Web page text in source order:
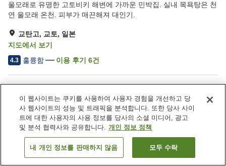
울모래로 유명한 고토비키 해변에 가까운 민박집. 실내 목욕탕은 천
연 울모래 온천. 피부가 매끈해져 대인기.
교탄고, 교토, 일본
지도에서 보기
4.3 훌륭함 이용 후기 6건
주차장
자동판매기
연회장
대욕장 (온천)
객실 보기
이 웹사이트는 쿠키를 사용하여 사용자 경험을 개선하고 당
사 웹사이트의 성능 및 트래픽을 분석합니다. 또한 당사 사이
트에 대한 사용자의 사용 정보를 당사의 소셜 미디어, 광고
및 분석 협력사와 공유합니다. 개인 정보 정책
내 개인 정보를 판매하지 않음 모두 수락